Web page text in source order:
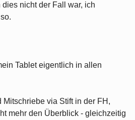
nicht der Fall war, ich
Tablet eigentlich in allen
via Stift in der FH,
mehr den Überblick - gleichzeitig